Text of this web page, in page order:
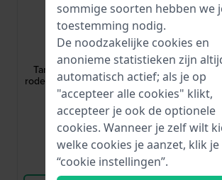
Ligure
S500BK/R
Tartaruga 22 mm Zwart-
rode siliconen band zonder
gesp
45,-
● Op voorraad
Vergelijk
zwarte
●
sommige soorten hebben we
toestemming nodig.
De noodzakelijke cookies en
anonieme statistieken zijn
automatisch actief; als je op
"accepteer alle cookies" klikt,
accepteer je ook de optionele
cookies. Wanneer je zelf wilt
welke cookies je aanzet, klik je
“cookie instellingen”.